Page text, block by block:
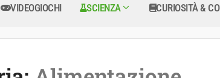
VIDEOGIOCHI SCIENZA CURIOSITÀ & CO